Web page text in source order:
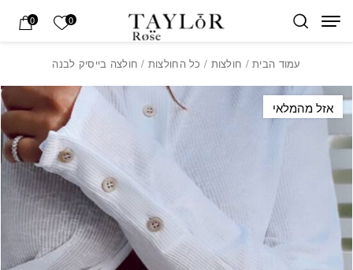
Skip to Content
0 הרשימה
0
עמוד הבית/ חולצות / כל החולצות / חולצה בייסיק לבנה
אזל מהמלאי
בחזרה למעלה